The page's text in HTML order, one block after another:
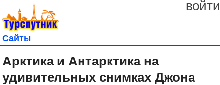
войти
Сайты
Арктика и Антарктика на
удивительных снимках Джона